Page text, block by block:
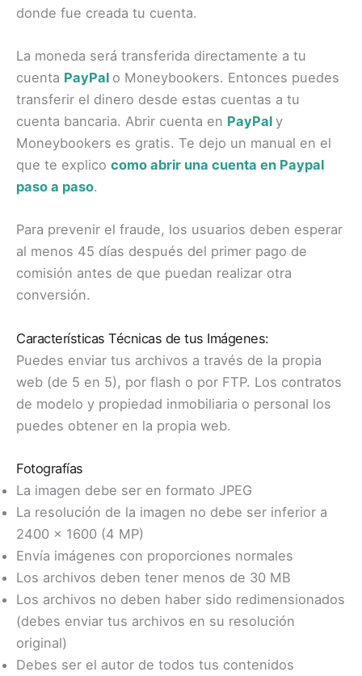
donde fue creada tu cuenta.
La moneda será transferida directamente a tu
cuenta PayPal o Moneybookers. Entonces puedes
transferir el dinero desde estas cuentas a tu
cuenta bancaria. Abrir cuenta en PayPal y
Moneybookers es gratis. Te dejo un manual en el
que te explico como abrir una cuenta en Paypal
paso a paso.
Para prevenir el fraude, los usuarios deben esperar
al menos 45 días después del primer pago de
comisión antes de que puedan realizar otra
conversión.
Características Técnicas de tus Imágenes:
Puedes enviar tus archivos a través de la propia
web (de 5 en 5), por flash o por FTP. Los contratos
de modelo y propiedad inmobiliaria o personal los
puedes obtener en la propia web.
Fotografías
La imagen debe ser en formato JPEG
La resolución de la imagen no debe ser inferior a
2400 x 1600 (4 MP)
Envía imágenes con proporciones normales
Los archivos deben tener menos de 30 MB
Los archivos no deben haber sido redimensionados
(debes enviar tus archivos en su resolución
original)
Debes ser el autor de todos tus contenidos